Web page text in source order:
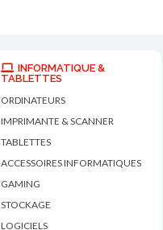
INFORMATIQUE &
TABLETTES
ORDINATEURS
IMPRIMANTE & SCANNER
TABLETTES
ACCESSOIRES INFORMATIQUES
GAMING
STOCKAGE
LOGICIELS